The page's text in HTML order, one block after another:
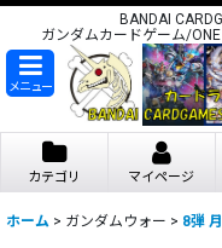
BANDAI
ガンダムカードゲーム/
メニュー
カテゴリ マイページ
ホーム > ガンダムウォー > 8弾